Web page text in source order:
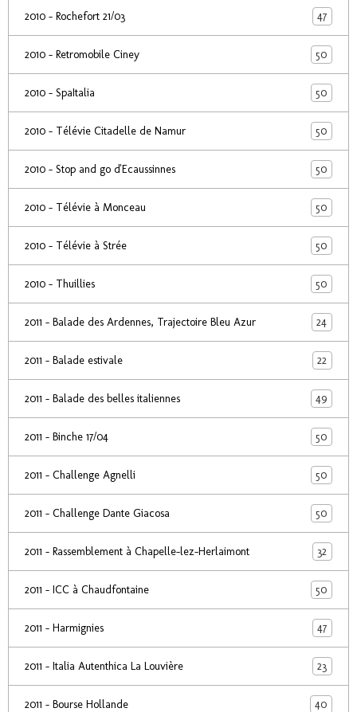
2010 - Rochefort 21/03 47
2010 - Retromobile Ciney 50
2010 - SpaItalia 50
2010 - Télévie Citadelle de Namur 50
2010 - Stop and go d'Ecaussinnes 50
2010 - Télévie à Monceau 50
2010 - Télévie à Strée 50
2010 - Thuillies 50
2011 - Balade des Ardennes, Trajectoire Bleu Azur 24
2011 - Balade estivale 22
2011 - Balade des belles italiennes 49
2011 - Binche 17/04 50
2011 - Challenge Agnelli 50
2011 - Challenge Dante Giacosa 50
2011 - Rassemblement à Chapelle-lez-Herlaimont 32
2011 - ICC à Chaudfontaine 50
2011 - Harmignies 47
2011 - Italia Autenthica La Louvière 23
2011 - Bourse Hollande 40